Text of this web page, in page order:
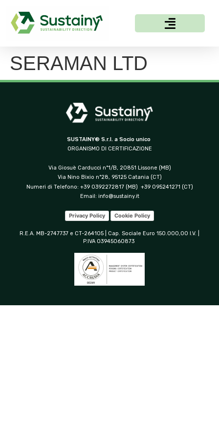
SERAMAN LTD
SUSTAINY® S.r.l. a Socio unico
ORGANISMO DI CERTIFICAZIONE
Via Giosuè Carducci n°1/B, 20851 Lissone (MB)
Via Nino Bixio n°28, 95125 Catania (CT)
Numeri di Telefono: +39 0392272817 (MB) +39 095241271 (CT)
Email: info@sustainy.it
Privacy Policy Cookie Policy
R.E.A. MB-2747737 e CT-264105 | Cap. Sociale Euro 150.000,00 I.V. |
P.IVA 03945060873